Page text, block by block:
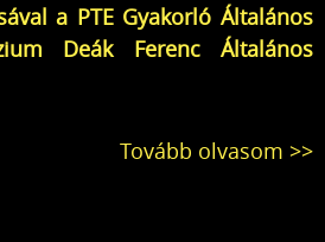
a PTE Gyakorló Általános
Deák Ferenc Általános
Tovább olvasom >>